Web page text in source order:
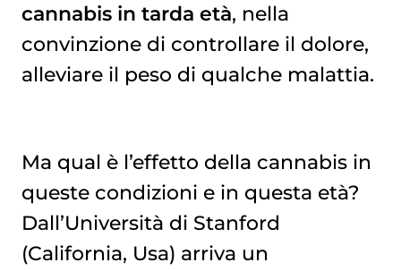
cannabis in tarda età, nella
convinzione di controllare il dolore,
alleviare il peso di qualche malattia.
Ma qual è l’effetto della cannabis in
queste condizioni e in questa età?
Dall’Università di Stanford
(California, Usa) arriva un